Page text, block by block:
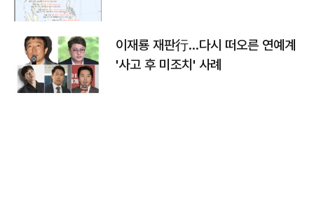
이재룡 재판行…다시 떠오른 연예계
'사고 후 미조치' 사례